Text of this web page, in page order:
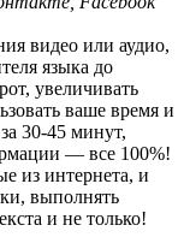
видео или аудио,
языка до
увеличивать
ваше время и
30-45 минут,
— все 100%!
из интернета, и
выполнять
и не только!